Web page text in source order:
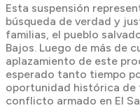
Esta suspensión
búsqueda de verdad y
familias, el pueblo
Bajos. Luego de más de
aplazamiento de este
esperado tanto tiempo
oportunidad histórica de
conflicto armado en El